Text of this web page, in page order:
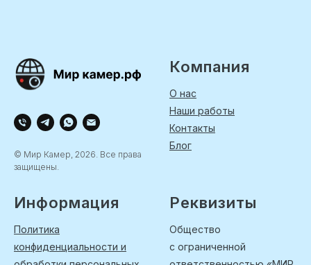
© Мир Камер, 2026. Все права
защищены.
Компания
О нас
Наши работы
Контакты
Блог
Информация
Политика
конфиденциальности и
Реквизиты
Общество
с ограниченной